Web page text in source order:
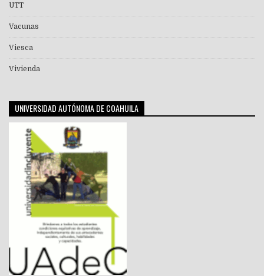
UTT
Vacunas
Viesca
Vivienda
UNIVERSIDAD AUTÓNOMA DE COAHUILA